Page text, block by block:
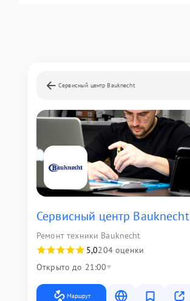
Сервисный центр Bauknecht
Сервисный центр Bauknecht
Ремонт техники Bauknecht
5,0204 оценки
Открыто до 21:00
Маршрут